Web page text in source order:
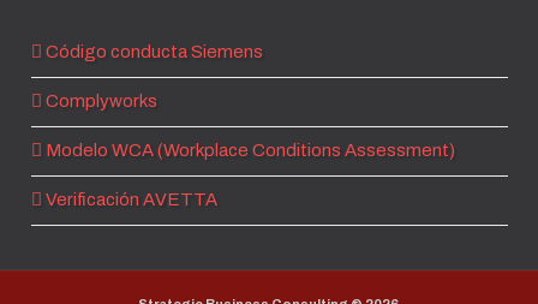
Código conducta Siemens
Complyworks
Modelo WCA (Workplace Conditions Assessment)
Verificación AVETTA